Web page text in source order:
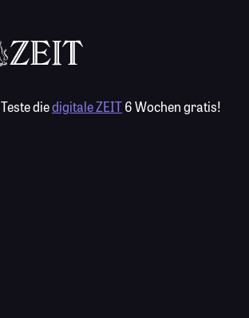
Teste diedigitale ZEIT6 Wochen gratis!